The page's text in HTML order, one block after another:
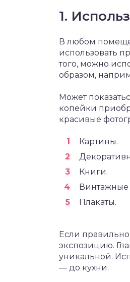
1.
В любом
использовать
того, можно
образом,
Может
копейки
красивые
Картины.
Книги.
Винтажные
Плакаты.
Если
экспозицию.
уникальной.
— до кухни.